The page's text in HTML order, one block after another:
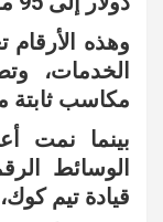
وهذه
الخدمات،
مكاسب ثابتة
بينما نمت
الوسائط
قيادة تيم كوك، ليصلوا